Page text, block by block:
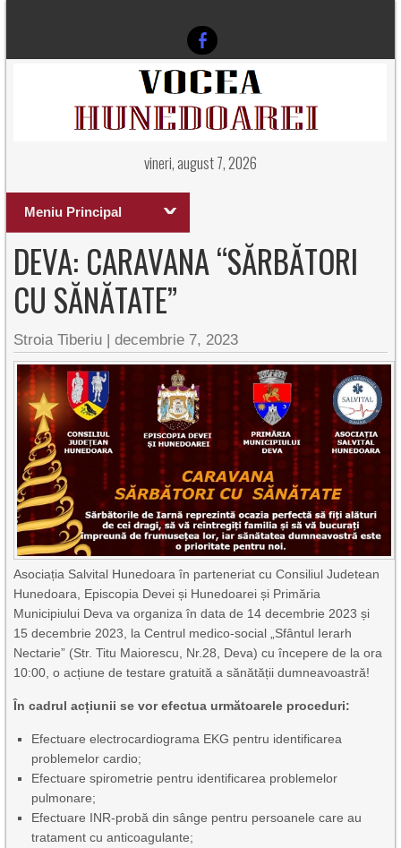
vineri, august 7, 2026
Meniu Principal
DEVA: CARAVANA “SĂRBĂTORI
CU SĂNĂTATE”
Stroia Tiberiu |decembrie 7, 2023
Asociația Salvital Hunedoara în parteneriat cu Consiliul Judetean
Hunedoara, Episcopia Devei și Hunedoarei și Primăria
Municipiului Deva va organiza în data de 14 decembrie 2023 și
15 decembrie 2023, la Centrul medico-social „Sfântul Ierarh
Nectarie” (Str. Titu Maiorescu, Nr.28, Deva) cu începere de la ora
10:00, o acțiune de testare gratuită a sănătății dumneavoastră!
În cadrul acțiunii se vor efectua următoarele proceduri:
Efectuare electrocardiograma EKG pentru identificarea
problemelor cardio;
Efectuare spirometrie pentru identificarea problemelor
pulmonare;
Efectuare INR-probă din sânge pentru persoanele care au
tratament cu anticoagulante;